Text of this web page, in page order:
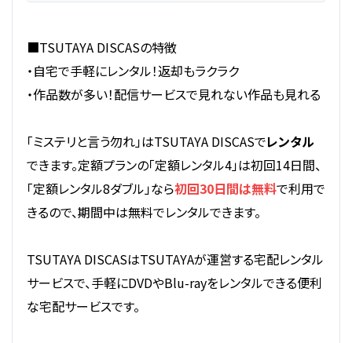
■TSUTAYA DISCASの特徴
・自宅で手軽にレンタル！返却もラクラク
・作品数が多い！配信サービスで見れない作品も見れる
「ミステリと言う勿れ」はTSUTAYA DISCASでレンタル
できます。定額プランの「定額レンタル4」は初回14日間、
「定額レンタル8ダブル」なら初回30日間は無料で利用で
きるので、期間中は無料でレンタルできます。
TSUTAYA DISCASはTSUTAYAが運営する宅配レンタル
サービスで、手軽にDVDやBlu-rayをレンタルできる便利
な宅配サービスです。